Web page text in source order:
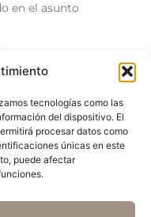
tecnologías como las
del dispositivo. El
procesar datos como
únicas en este
puede afectar
en el asunto
de las condiciones
personal, aceptando y
por parte de
y para las finalidades
Protección de Datos